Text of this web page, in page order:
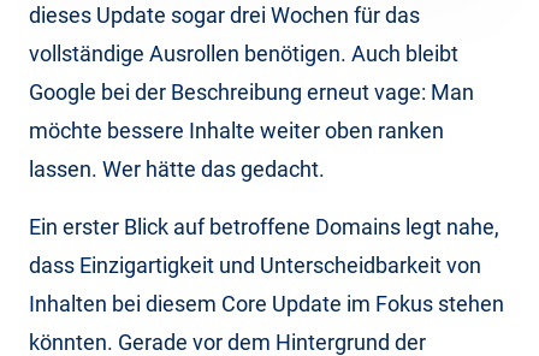
dieses Update sogar drei Wochen für das
vollständige Ausrollen benötigen. Auch bleibt
Google bei der Beschreibung erneut vage: Man
möchte bessere Inhalte weiter oben ranken
lassen. Wer hätte das gedacht.
Ein erster Blick auf betroffene Domains legt nahe,
dass Einzigartigkeit und Unterscheidbarkeit von
Inhalten bei diesem Core Update im Fokus stehen
könnten. Gerade vor dem Hintergrund der